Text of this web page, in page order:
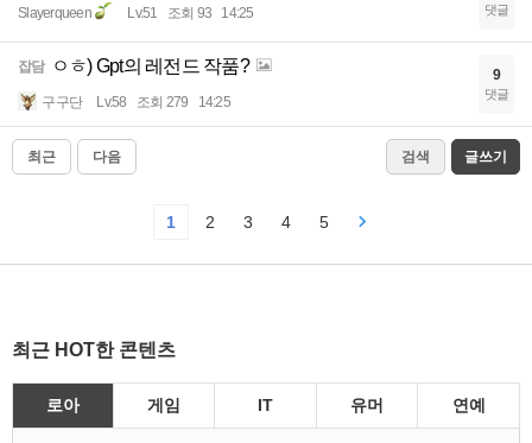
Slayerqueen Lv.51 조회 93 14:25 댓글
잡담 ㅇㅎ) Gpt의 레전드 작품?
구구단 Lv.58 조회 279 14:25
9
댓글
최근 다음 검색 글쓰기
1 2 3 4 5
최근 HOT한 콘텐츠
로아 게임 IT 유머 연예